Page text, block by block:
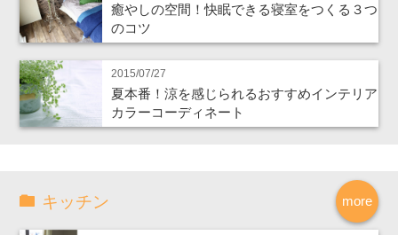
癒やしの空間！快眠できる寝室をつくる３つ
のコツ
2015/07/27
夏本番！涼を感じられるおすすめインテリア
カラーコーディネート
more
キッチン